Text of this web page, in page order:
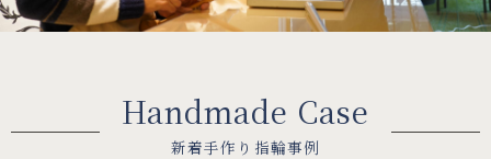
Handmade Case
新着手作り指輪事例